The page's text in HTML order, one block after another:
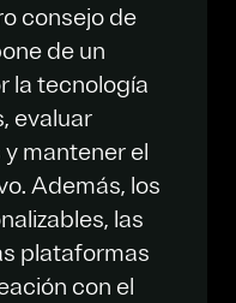
consejo de
de un
la tecnología
evaluar
mantener el
Además, los
las
plataformas
con el